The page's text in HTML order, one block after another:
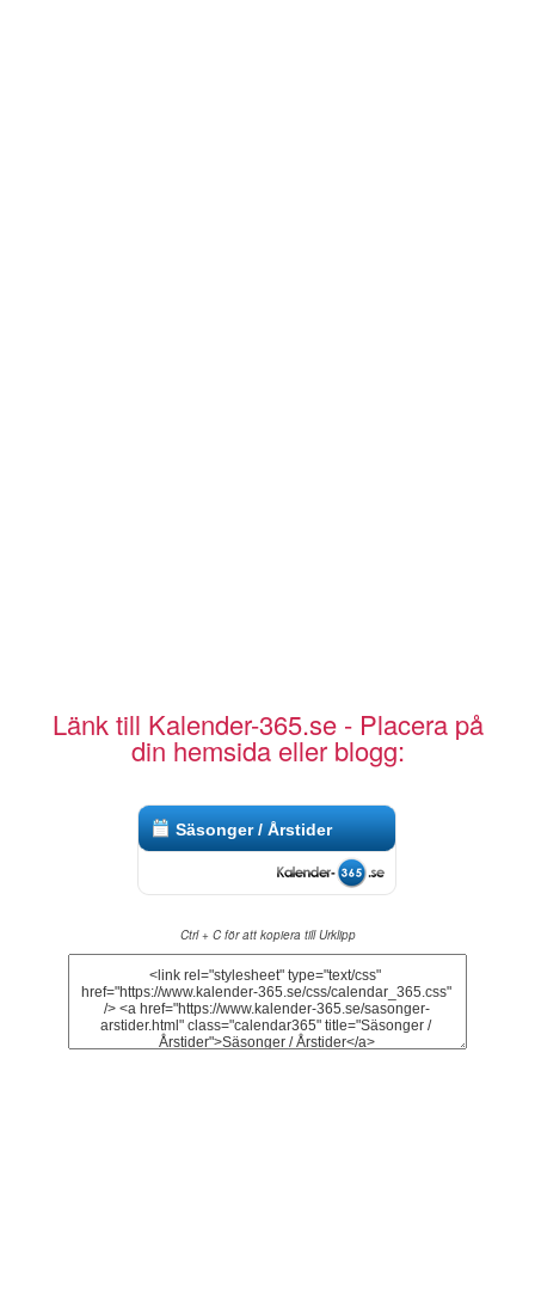
Länk till Kalender-365.se - Placera på
din hemsida eller blogg:
Säsonger / Årstider
Ctrl + C för att kopiera till Urklipp